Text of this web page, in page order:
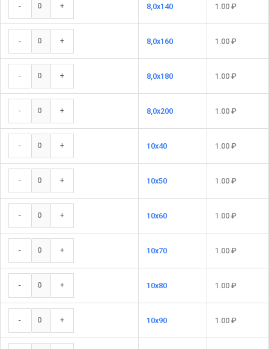
- + 8,0x140 1.00 ₽
- + 8,0x160 1.00 ₽
- + 8,0x180 1.00 ₽
- + 8,0x200 1.00 ₽
- + 10x40 1.00 ₽
- + 10x50 1.00 ₽
- + 10x60 1.00 ₽
- + 10x70 1.00 ₽
- + 10x80 1.00 ₽
- + 10x90 1.00 ₽